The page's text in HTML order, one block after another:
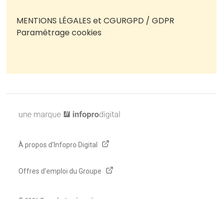
MENTIONS LÉGALES et CGURGPD / GDPR
Paramétrage cookies